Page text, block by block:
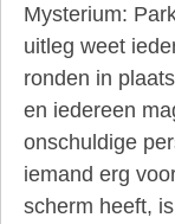
Mysterium:
uitleg weet
ronden in
en iedereen
onschuldige
iemand erg
scherm heeft,